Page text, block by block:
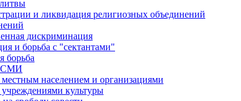
и ликвидация религиозных объединений
дискриминация
и борьба с "сектантами"
борьба
СМИ
населением и организациями
культуры